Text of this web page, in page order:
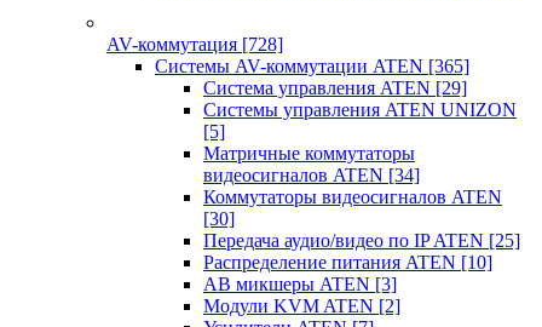
AV-коммутация [728]
Системы AV-коммутации ATEN [365]
Система управления ATEN [29]
Системы управления ATEN UNIZON
[5]
Матричные коммутаторы
видеосигналов ATEN [34]
Коммутаторы видеосигналов ATEN
[30]
Передача аудио/видео по IP ATEN [25]
Распределение питания ATEN [10]
АВ микшеры ATEN [3]
Модули KVM ATEN [2]